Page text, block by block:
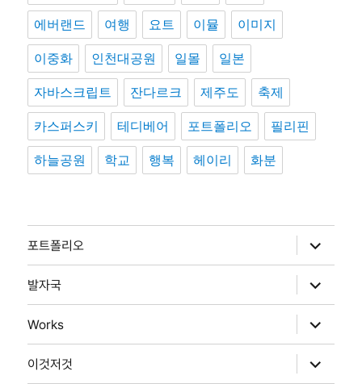
에버랜드 여행 요트 이뮬 이미지
이중화 인천대공원 일몰 일본
자바스크립트 잔다르크 제주도 축제
카스퍼스키 테디베어 포트폴리오 필리핀
하늘공원 학교 행복 헤이리 화분
포트폴리오
위
메
뉴
확
장
발자국
위
메
뉴
확
장
Works
위
메
뉴
확
이것저것
위